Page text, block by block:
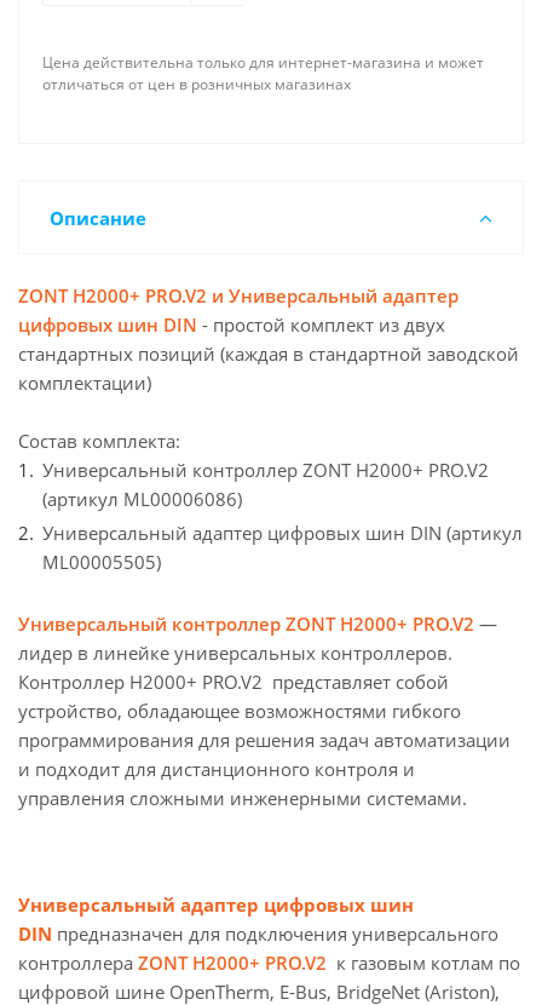
цифровых шин автоматически определяют
протокол котла
Сохраняет связь и управление при отключении
Сокращает потребление энергоресурсов
Цена действительна только для интернет-магазина и может
отличаться от цен в розничных магазинах
Описание
ZONT H2000+ PRO.V2 и Универсальный адаптер
цифровых шин DIN - простой комплект из двух
стандартных позиций (каждая в стандартной заводской
комплектации)
Состав комплекта:
Универсальный контроллер ZONT H2000+ PRO.V2
(артикул ML00006086)
Универсальный адаптер цифровых шин DIN (артикул
ML00005505)
Универсальный контроллер ZONT H2000+ PRO.V2 —
лидер в линейке универсальных контроллеров.
Контроллер H2000+ PRO.V2 представляет собой
устройство, обладающее возможностями гибкого
программирования для решения задач автоматизации
и подходит для дистанционного контроля и
управления сложными инженерными системами.
Универсальный адаптер цифровых шин
DIN предназначен для подключения универсального
контроллера ZONT H2000+ PRO.V2 к газовым котлам по
цифровой шине OpenTherm, E-Bus, BridgeNet (Ariston),